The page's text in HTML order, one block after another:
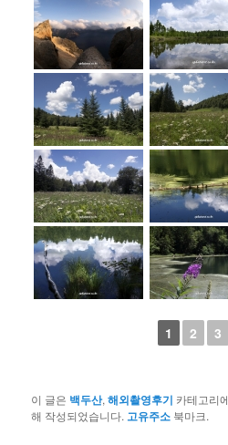
1 2 3
이 글은 백두산,해외촬영후기 카테고리
해 작성되었습니다. 고유주소 북마크.